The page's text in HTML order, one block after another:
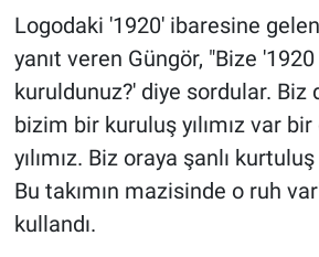
Logodaki '1920' ibaresine
yanıt veren Güngör, "Bize '1920
kuruldunuz?' diye sordular. Biz
bizim bir kuruluş yılımız var
yılımız. Biz oraya şanlı kurtuluş
Bu takımın mazisinde o ruh
kullandı.